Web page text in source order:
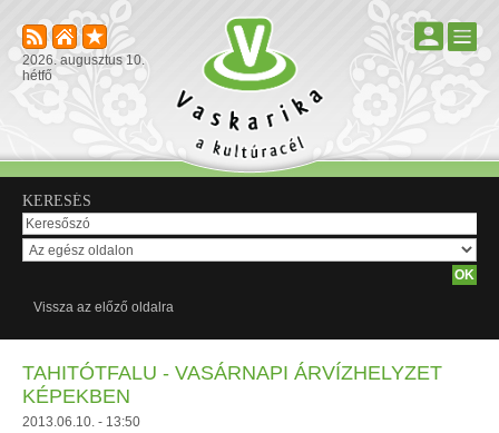
2026. augusztus 10.
hétfő
KERESÉS
Vissza az előző oldalra
TAHITÓTFALU - VASÁRNAPI ÁRVÍZHELYZET
KÉPEKBEN
2013.06.10. - 13:50